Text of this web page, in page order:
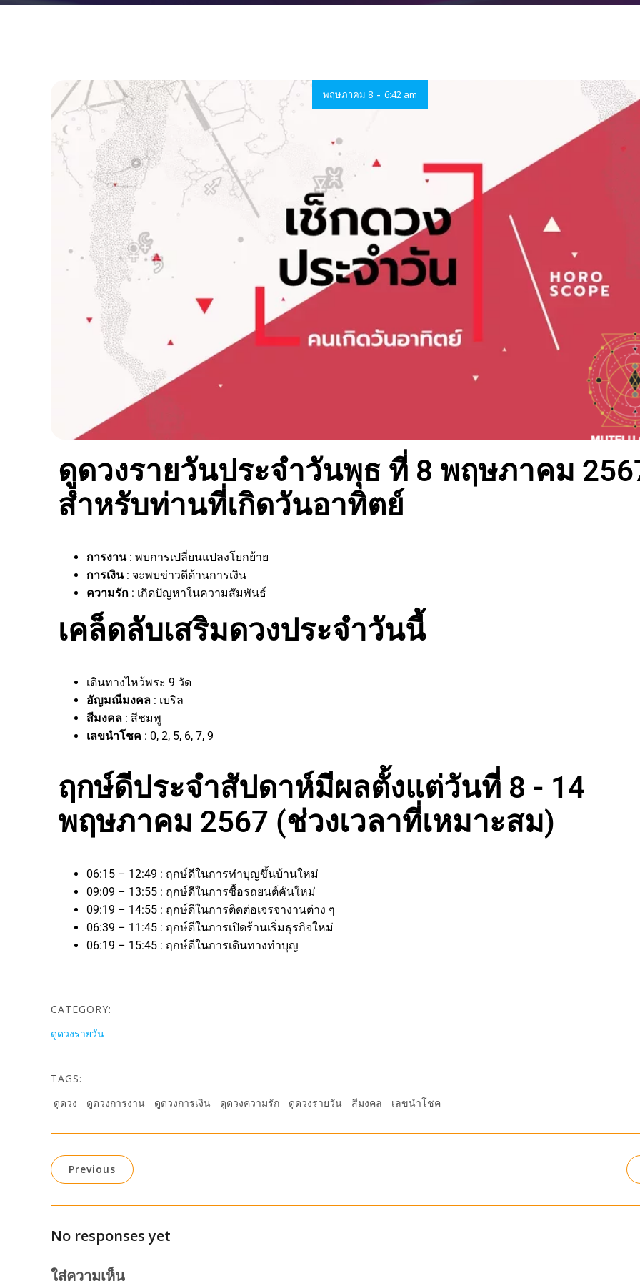
พฤษภาคม 8 - 6:42 am
ดูดวงรายวันประจำวันพุธ ที่ 8 พฤษภาคม
สำหรับท่านที่เกิดวันอาทิตย์
การงาน: พบการเปลี่ยนแปลงโยกย้าย
การเงิน: จะพบข่าวดีด้านการเงิน
ความรัก : เกิดปัญหาในความสัมพันธ์
เคล็ดลับเสริมดวงประจำวันนี้
เดินทางไหว้พระ 9 วัด
อัญมณีมงคล : เบริล
สีมงคล : สีชมพู
เลขนำโชค : 0, 2, 5, 6, 7, 9
ฤกษ์ดีประจำสัปดาห์มีผลตั้งแต่วันที่ 8 - 14
พฤษภาคม 2567 (ช่วงเวลาที่เหมาะสม)
06:15 – 12:49 : ฤกษ์ดีในการทำบุญขึ้นบ้านใหม่
09:09 – 13:55 : ฤกษ์ดีในการซื้อรถยนต์คันใหม่
09:19 – 14:55 : ฤกษ์ดีในการติดต่อเจรจางานต่าง ๆ
06:39 – 11:45 : ฤกษ์ดีในการเปิดร้านเริ่มธุรกิจใหม่
06:19 – 15:45 : ฤกษ์ดีในการเดินทางทำบุญ
CATEGORY:
ดูดวงรายวัน
TAGS:
ดูดวง
ดูดวงการงาน ดูดวงการเงิน ดูดวงความรัก ดูดวงรายวัน สีมงคล เลขนำโชค
Previous
No responses yet
ใส่ความเห็น